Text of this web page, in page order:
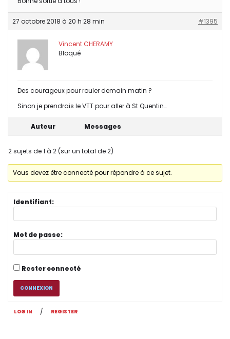
27 octobre 2018 à 20 h 28 min #1395
Vincent CHERAMY
Bloqué
Des courageux pour rouler demain matin ?
Sinon je prendrais le VTT pour aller à St Quentin…
Auteur Messages
2 sujets de 1 à 2 (sur un total de 2)
Vous devez être connecté pour répondre à ce sujet.
Identifiant:
Mot de passe:
Rester connecté
CONNEXION
LOG IN / REGISTER